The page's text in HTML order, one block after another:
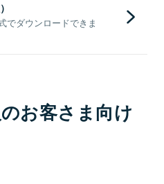
でダウンロードできま
お客さま向け